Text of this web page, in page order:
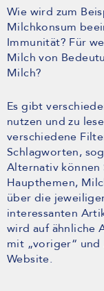
Wie wird zum
Milchkonsum
Immunität? Für
Milch von
Milch?
Es gibt
nutzen und zu
verschiedene
Schlagworten,
Alternativ können
Haupthemen,
über die
interessanten
wird auf ähnliche
mit „voriger“
Website.